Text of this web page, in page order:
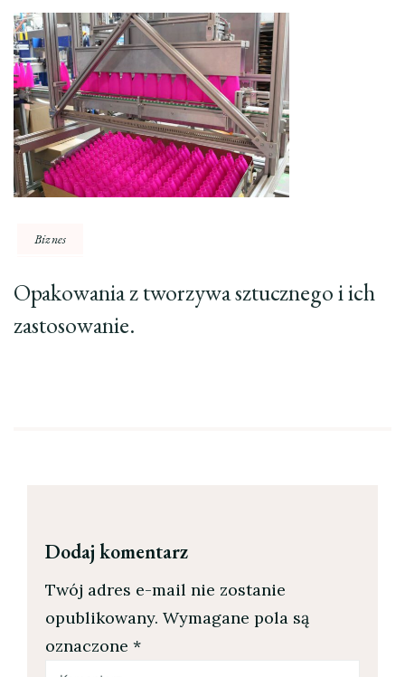
Biznes
Opakowania z tworzywa sztucznego i ich
zastosowanie.
Dodaj komentarz
Twój adres e-mail nie zostanie
opublikowany. Wymagane pola są
oznaczone *